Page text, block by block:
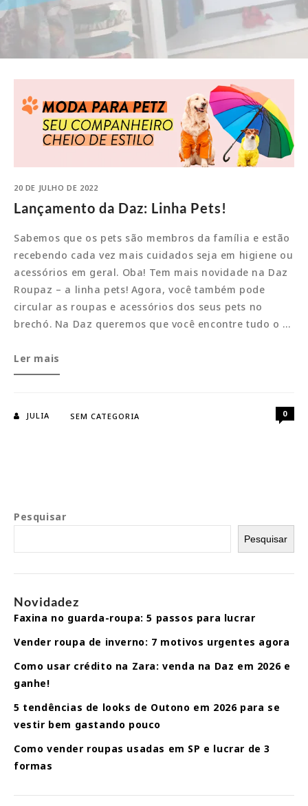
20 DE JULHO DE 2022
Lançamento da Daz: Linha Pets!
Sabemos que os pets são membros da família e estão
recebendo cada vez mais cuidados seja em higiene ou
acessórios em geral. Oba! Tem mais novidade na Daz
Roupaz – a linha pets! Agora, você também pode
circular as roupas e acessórios dos seus pets no
brechó. Na Daz queremos que você encontre tudo o …
Lançamento
da
Ler mais
JULIA SEM CATEGORIA 0
Pesquisar
Pesquisar
Novidadez
Faxina no guarda-roupa: 5 passos para lucrar
Vender roupa de inverno: 7 motivos urgentes agora
Como usar crédito na Zara: venda na Daz em 2026 e
ganhe!
5 tendências de looks de Outono em 2026 para se
vestir bem gastando pouco
Como vender roupas usadas em SP e lucrar de 3
formas